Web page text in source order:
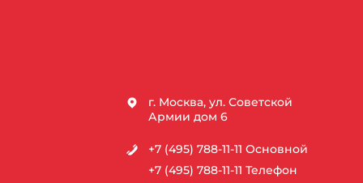
г. Москва, ул. Советской
Армии дом 6
+7 (495) 788-11-11 Основной
+7 (495) 788-11-11 Телефон